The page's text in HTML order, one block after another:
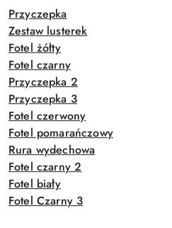
Przyczepka
Zestaw lusterek
Fotel żółty
Fotel czarny
Przyczepka 2
Przyczepka 3
Fotel czerwony
Fotel pomarańczowy
Rura wydechowa
Fotel czarny 2
Fotel biały
Fotel Czarny 3